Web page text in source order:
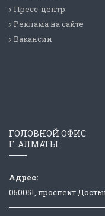
Пресс-центр
Реклама на сайте
Вакансии
ГОЛОВНОЙ ОФИС
Г. АЛМАТЫ
Адрес:
050051, проспект